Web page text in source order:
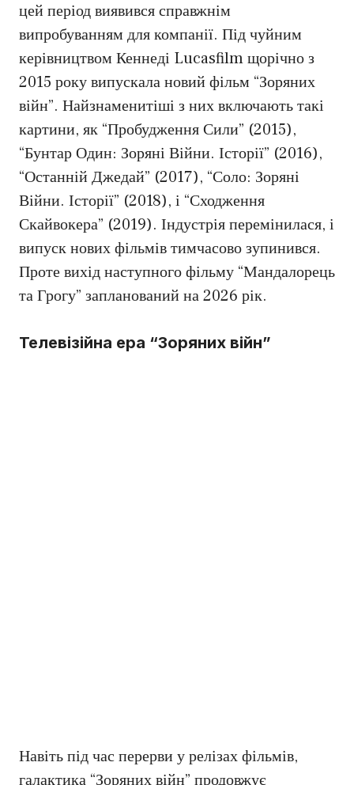
цей період виявився справжнім
випробуванням для компанії. Під чуйним
керівництвом Кеннеді Lucasfilm щорічно з
2015 року випускала новий фільм “Зоряних
війн”. Найзнаменитіші з них включають такі
картини, як “Пробудження Сили” (2015),
“Бунтар Один: Зоряні Війни. Історії” (2016),
“Останній Джедай” (2017), “Соло: Зоряні
Війни. Історії” (2018), і “Сходження
Скайвокера” (2019). Індустрія перемінилася, і
випуск нових фільмів тимчасово зупинився.
Проте вихід наступного фільму “Мандалорець
та Грогу” запланований на 2026 рік.
Телевізійна ера “Зоряних війн”
Навіть під час перерви у релізах фільмів,
галактика “Зоряних війн” продовжує